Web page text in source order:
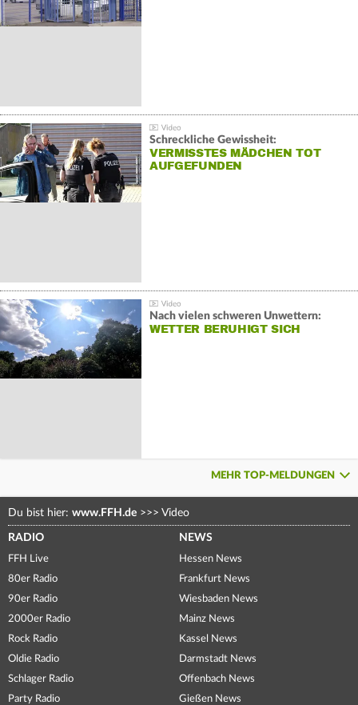
Schreckliche Gewissheit:
VERMISSTES MÄDCHEN TOT
AUFGEFUNDEN
Nach vielen schweren Unwettern:
WETTER BERUHIGT SICH
MEHR TOP-MELDUNGEN
Du bist hier: www.FFH.de >>> Video
RADIO
FFH Live
80er Radio
90er Radio
2000er Radio
Rock Radio
Oldie Radio
Schlager Radio
Party Radio
NEWS
Hessen News
Frankfurt News
Wiesbaden News
Mainz News
Kassel News
Darmstadt News
Offenbach News
Gießen News